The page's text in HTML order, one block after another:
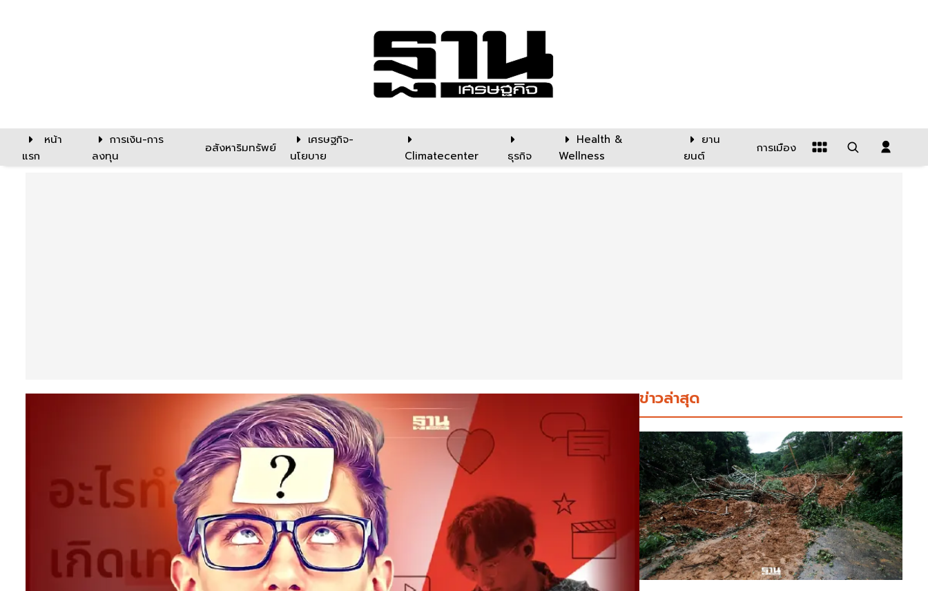
หน้า
แรก
การเงิน-การ
ลงทุน
อสังหาริมทรัพย์
เศรษฐกิจ-
นโยบาย
Climatecenter ธุรกิจ
Health &
Wellness
ยาน
ยนต์
การเมือง
ข่าวล่าสุด